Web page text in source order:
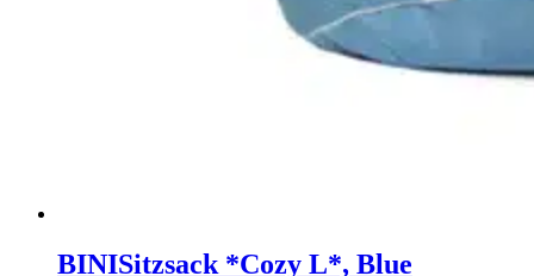
BINISitzsack *Cozy L*, Blue